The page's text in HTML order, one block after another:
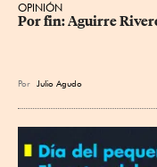
OPINIÓN
Por fin: Aguirre
Por Julio Agudo